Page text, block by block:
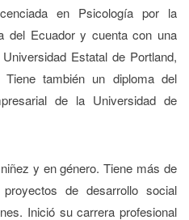
en Psicología por la
del Ecuador y cuenta con una
Estatal de Portland,
también un diploma del
de la Universidad de
y en género. Tiene más de
de desarrollo social
Inició su carrera profesional